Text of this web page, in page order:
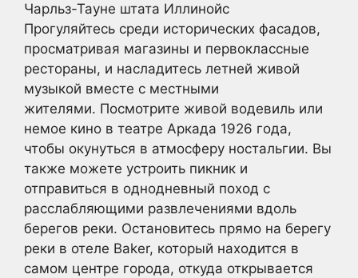
Чарльз-Тауне штата Иллинойс
Прогуляйтесь среди исторических фасадов,
просматривая магазины и первоклассные
рестораны, и насладитесь летней живой
музыкой вместе с местными
жителями. Посмотрите живой водевиль или
немое кино в театре Аркада 1926 года,
чтобы окунуться в атмосферу ностальгии. Вы
также можете устроить пикник и
отправиться в однодневный поход с
расслабляющими развлечениями вдоль
берегов реки. Остановитесь прямо на берегу
реки в отеле Baker, который находится в
самом центре города, откуда открывается